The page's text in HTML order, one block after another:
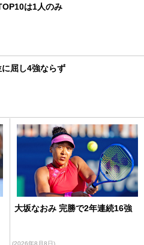
は1人のみ
屈し4強ならず
大坂なおみ 完勝で2年連続16強
(2026年8月8日)